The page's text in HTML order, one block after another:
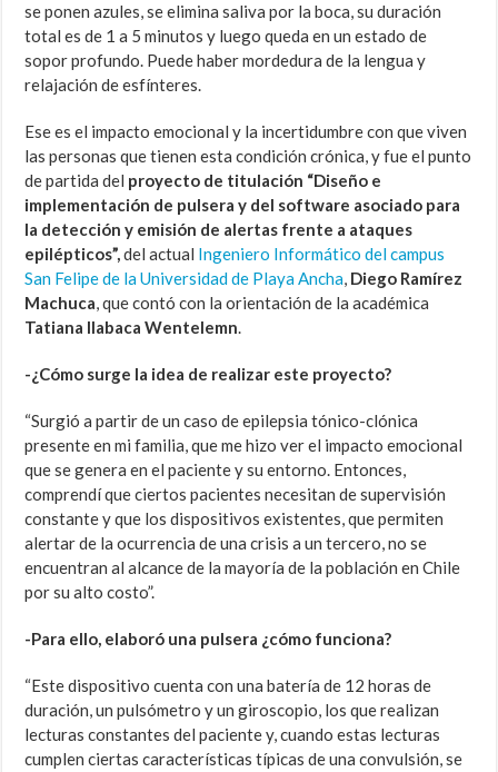
se ponen azules, se elimina saliva por la boca, su duración
total es de 1 a 5 minutos y luego queda en un estado de
sopor profundo. Puede haber mordedura de la lengua y
relajación de esfínteres.
Ese es el impacto emocional y la incertidumbre con que viven
las personas que tienen esta condición crónica, y fue el punto
de partida del proyecto de titulación “Diseño e
implementación de pulsera y del software asociado para
la detección y emisión de alertas frente a ataques
epilépticos”,del actual Ingeniero Informático del campus
San Felipe de la Universidad de Playa Ancha, Diego Ramírez
Machuca, que contó con la orientación de la académica
Tatiana Ilabaca Wentelemn.
-¿Cómo surge la idea de realizar este proyecto?
“Surgió a partir de un caso de epilepsia tónico-clónica
presente en mi familia, que me hizo ver el impacto emocional
que se genera en el paciente y su entorno. Entonces,
comprendí que ciertos pacientes necesitan de supervisión
constante y que los dispositivos existentes, que permiten
alertar de la ocurrencia de una crisis a un tercero, no se
encuentran al alcance de la mayoría de la población en Chile
por su alto costo”.
-Para ello, elaboró una pulsera ¿cómo funciona?
“Este dispositivo cuenta con una batería de 12 horas de
duración, un pulsómetro y un giroscopio, los que realizan
lecturas constantes del paciente y, cuando estas lecturas
cumplen ciertas características típicas de una convulsión, se